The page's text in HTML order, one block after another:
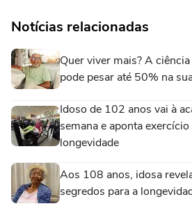
Notícias relacionadas
Quer viver mais? A
pode pesar até 50% na
Idoso de 102 anos vai à
semana e aponta
longevidade
Aos 108 anos, idosa
segredos para a